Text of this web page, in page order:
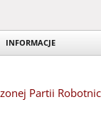
INFORMACJE
Partii